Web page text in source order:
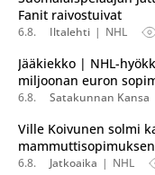
Fanit raivostuivat
6.8. Iltalehti NHL
Jääkiekko | NHL-
miljoonan euron
6.8. Satakunnan Kansa
Ville Koivunen solmi
6.8. Jatkoaika NHL